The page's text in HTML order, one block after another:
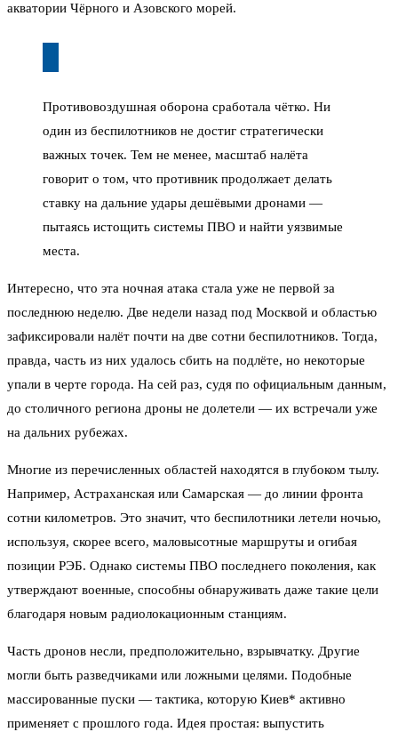
акватории Чёрного и Азовского морей.
Противовоздушная оборона сработала чётко. Ни
один из беспилотников не достиг стратегически
важных точек. Тем не менее, масштаб налёта
говорит о том, что противник продолжает делать
ставку на дальние удары дешёвыми дронами —
пытаясь истощить системы ПВО и найти уязвимые
места.
Интересно, что эта ночная атака стала уже не первой за
последнюю неделю. Две недели назад под Москвой и областью
зафиксировали налёт почти на две сотни беспилотников. Тогда,
правда, часть из них удалось сбить на подлёте, но некоторые
упали в черте города. На сей раз, судя по официальным данным,
до столичного региона дроны не долетели — их встречали уже
на дальних рубежах.
Многие из перечисленных областей находятся в глубоком тылу.
Например, Астраханская или Самарская — до линии фронта
сотни километров. Это значит, что беспилотники летели ночью,
используя, скорее всего, маловысотные маршруты и огибая
позиции РЭБ. Однако системы ПВО последнего поколения, как
утверждают военные, способны обнаруживать даже такие цели
благодаря новым радиолокационным станциям.
Часть дронов несли, предположительно, взрывчатку. Другие
могли быть разведчиками или ложными целями. Подобные
массированные пуски — тактика, которую Киев* активно
применяет с прошлого года. Идея простая: выпустить